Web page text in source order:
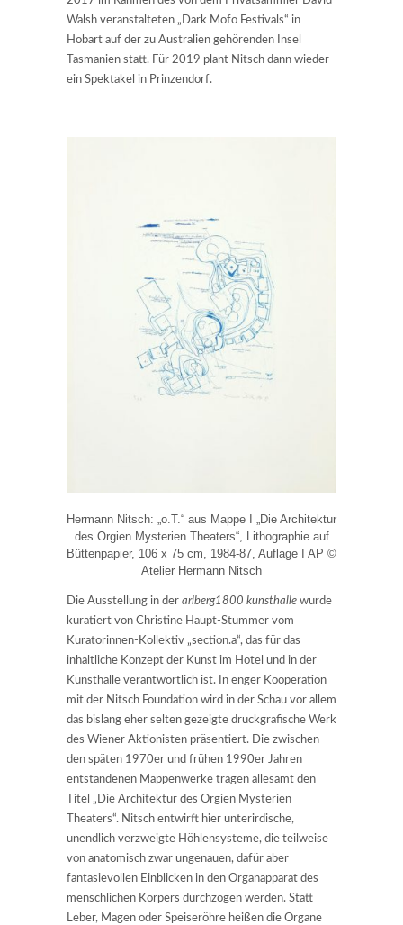
Walsh veranstalteten „Dark Mofo Festivals“ in
Hobart auf der zu Australien gehörenden Insel
Tasmanien statt. Für 2019 plant Nitsch dann wieder
ein Spektakel in Prinzendorf.
Hermann Nitsch: „o.T.“ aus Mappe I „Die Architektur
des Orgien Mysterien Theaters“, Lithographie auf
Büttenpapier, 106 x 75 cm, 1984-87, Auflage I AP ©
Atelier Hermann Nitsch
Die Ausstellung in der arlberg1800 kunsthalle wurde
kuratiert von Christine Haupt-Stummer vom
Kuratorinnen-Kollektiv „section.a“, das für das
inhaltliche Konzept der Kunst im Hotel und in der
Kunsthalle verantwortlich ist. In enger Kooperation
mit der Nitsch Foundation wird in der Schau vor allem
das bislang eher selten gezeigte druckgrafische Werk
des Wiener Aktionisten präsentiert. Die zwischen
den späten 1970er und frühen 1990er Jahren
entstandenen Mappenwerke tragen allesamt den
Titel „Die Architektur des Orgien Mysterien
Theaters“. Nitsch entwirft hier unterirdische,
unendlich verzweigte Höhlensysteme, die teilweise
von anatomisch zwar ungenauen, dafür aber
fantasievollen Einblicken in den Organapparat des
menschlichen Körpers durchzogen werden. Statt
Leber, Magen oder Speiseröhre heißen die Organe